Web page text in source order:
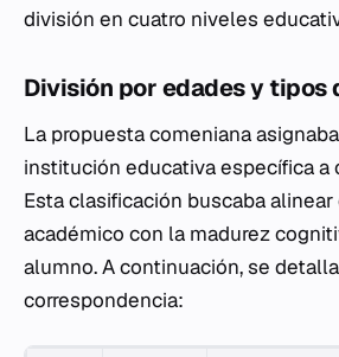
división en cuatro niveles
División por edades y tipos
La propuesta comeniana
institución educativa específica a
Esta clasificación buscaba
académico con la madurez
alumno. A continuación, se
correspondencia: